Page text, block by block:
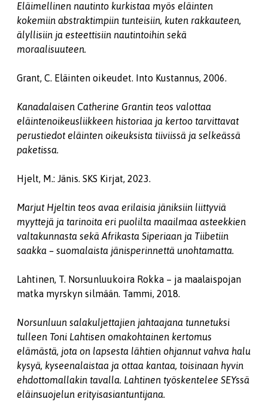
Eläimellinen nautinto kurkistaa myös eläinten
kokemiin abstraktimpiin tunteisiin, kuten rakkauteen,
älyllisiin ja esteettisiin nautintoihin sekä
moraalisuuteen.
Grant, C. Eläinten oikeudet. Into Kustannus, 2006.
Kanadalaisen Catherine Grantin teos valottaa
eläintenoikeusliikkeen historiaa ja kertoo tarvittavat
perustiedot eläinten oikeuksista tiiviissä ja selkeässä
paketissa.
Hjelt, M.: Jänis. SKS Kirjat, 2023.
Marjut Hjeltin teos avaa erilaisia jäniksiin liittyviä
myyttejä ja tarinoita eri puolilta maailmaa asteekkien
valtakunnasta sekä Afrikasta Siperiaan ja Tiibetiin
saakka – suomalaista jänisperinnettä unohtamatta.
Lahtinen, T. Norsunluukoira Rokka – ja maalaispojan
matka myrskyn silmään. Tammi, 2018.
Norsunluun salakuljettajien jahtaajana tunnetuksi
tulleen Toni Lahtisen omakohtainen kertomus
elämästä, jota on lapsesta lähtien ohjannut vahva halu
kysyä, kyseenalaistaa ja ottaa kantaa, toisinaan hyvin
ehdottomallakin tavalla. Lahtinen työskentelee SEYssä
eläinsuojelun erityisasiantuntijana.